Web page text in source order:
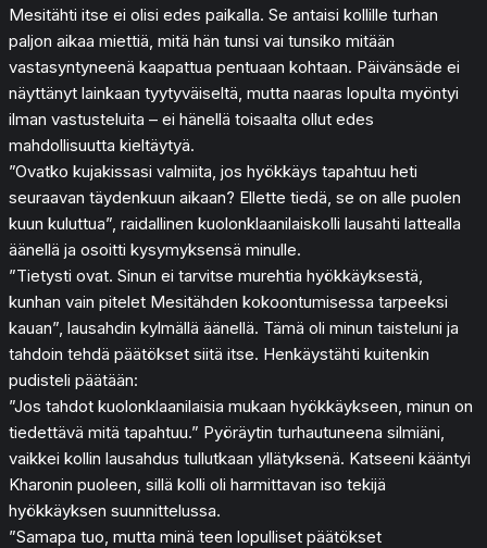
Mesitähti itse ei olisi edes paikalla. Se antaisi kollille turhan
paljon aikaa miettiä, mitä hän tunsi vai tunsiko mitään
vastasyntyneenä kaapattua pentuaan kohtaan. Päivänsäde ei
näyttänyt lainkaan tyytyväiseltä, mutta naaras lopulta myöntyi
ilman vastusteluita – ei hänellä toisaalta ollut edes
mahdollisuutta kieltäytyä.
”Ovatko kujakissasi valmiita, jos hyökkäys tapahtuu heti
seuraavan täydenkuun aikaan? Ellette tiedä, se on alle puolen
kuun kuluttua”, raidallinen kuolonklaanilaiskolli lausahti lattealla
äänellä ja osoitti kysymyksensä minulle.
”Tietysti ovat. Sinun ei tarvitse murehtia hyökkäyksestä,
kunhan vain pitelet Mesitähden kokoontumisessa tarpeeksi
kauan”, lausahdin kylmällä äänellä. Tämä oli minun taisteluni ja
tahdoin tehdä päätökset siitä itse. Henkäystähti kuitenkin
pudisteli päätään:
”Jos tahdot kuolonklaanilaisia mukaan hyökkäykseen, minun on
tiedettävä mitä tapahtuu.” Pyöräytin turhautuneena silmiäni,
vaikkei kollin lausahdus tullutkaan yllätyksenä. Katseeni kääntyi
Kharonin puoleen, sillä kolli oli harmittavan iso tekijä
hyökkäyksen suunnittelussa.
”Samapa tuo, mutta minä teen lopulliset päätökset